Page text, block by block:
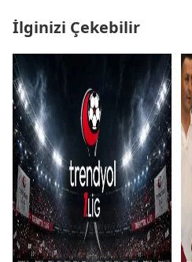
İlginizi Çekebilir